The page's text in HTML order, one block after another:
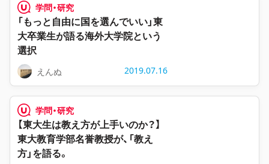
学問・研究
「もっと自由に国を選んでいい」東
大卒業生が語る海外大学院という
選択
えんぬ 2019.07.16
学問・研究
【東大生は教え方が上手いのか？】
東大教育学部名誉教授が、「教え
方」を語る。